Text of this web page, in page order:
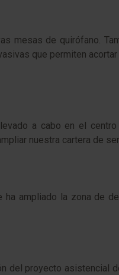
mesas de quirófano.
que permiten
a cabo en el
nuestra cartera de
ampliado la zona de
proyecto asistencial